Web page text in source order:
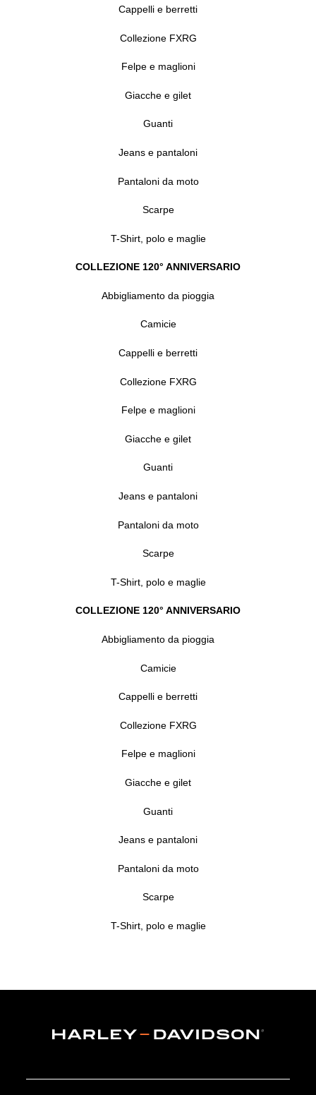
Cappelli e berretti
Collezione FXRG
Felpe e maglioni
Giacche e gilet
Guanti
Jeans e pantaloni
Pantaloni da moto
Scarpe
T-Shirt, polo e maglie
COLLEZIONE 120° ANNIVERSARIO
Abbigliamento da pioggia
Camicie
Cappelli e berretti
Collezione FXRG
Felpe e maglioni
Giacche e gilet
Guanti
Jeans e pantaloni
Pantaloni da moto
Scarpe
T-Shirt, polo e maglie
COLLEZIONE 120° ANNIVERSARIO
Abbigliamento da pioggia
Camicie
Cappelli e berretti
Collezione FXRG
Felpe e maglioni
Giacche e gilet
Guanti
Jeans e pantaloni
Pantaloni da moto
Scarpe
T-Shirt, polo e maglie